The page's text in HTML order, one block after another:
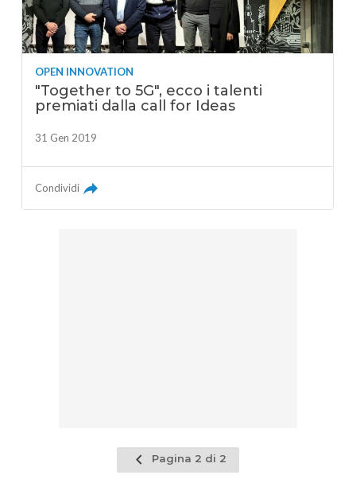
OPEN INNOVATION
"Together to 5G", ecco i talenti
premiati dalla call for Ideas
31 Gen 2019
Condividi
Pagina
precedente
Pagina 2 di 2